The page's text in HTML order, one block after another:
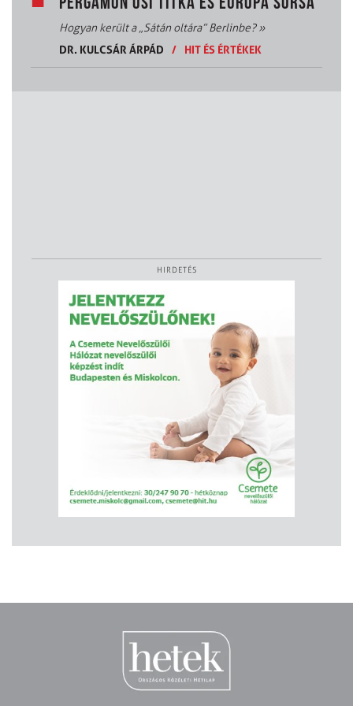
PERGAMON ŐSI TITKA ÉS EURÓPA SORSA
Hogyan került a „Sátán oltára” Berlinbe?»
DR. KULCSÁR ÁRPÁD
/ HIT ÉS ÉRTÉKEK
HIRDETÉS